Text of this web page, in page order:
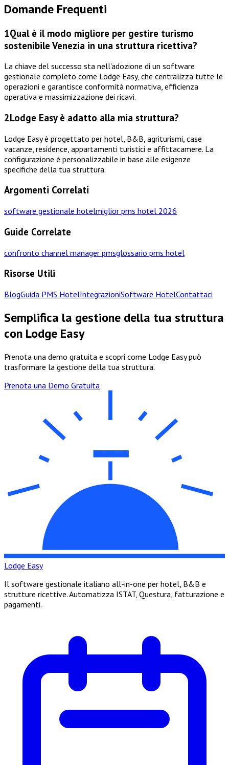
Domande Frequenti
1Qual è il modo migliore per gestire turismo
sostenibile Venezia in una struttura ricettiva?
La chiave del successo sta nell'adozione di un software
gestionale completo come Lodge Easy, che centralizza tutte le
operazioni e garantisce conformità normativa, efficienza
operativa e massimizzazione dei ricavi.
2Lodge Easy è adatto alla mia struttura?
Lodge Easy è progettato per hotel, B&B, agriturismi, case
vacanze, residence, appartamenti turistici e affittacamere. La
configurazione è personalizzabile in base alle esigenze
specifiche della tua struttura.
Argomenti Correlati
software gestionale hotelmiglior pms hotel 2026
Guide Correlate
confronto channel manager pmsglossario pms hotel
Risorse Utili
BlogGuida PMS HotelIntegrazioniSoftware HotelContattaci
Semplifica la gestione della tua struttura
con Lodge Easy
Prenota una demo gratuita e scopri come Lodge Easy può
trasformare la gestione della tua struttura.
Prenota una Demo Gratuita
Lodge Easy
Il software gestionale italiano all-in-one per hotel, B&B e
strutture ricettive. Automatizza ISTAT, Questura, fatturazione e
pagamenti.